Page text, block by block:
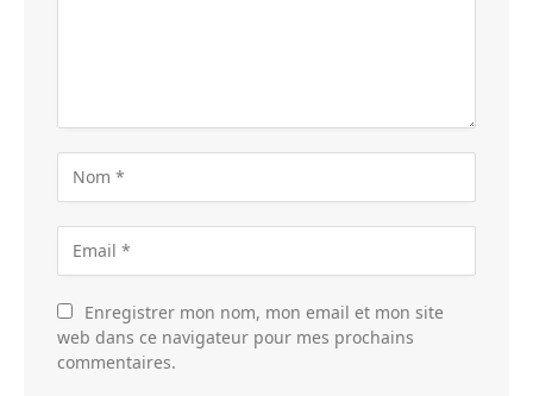
Enregistrer mon nom, mon email et mon site
web dans ce navigateur pour mes prochains
commentaires.